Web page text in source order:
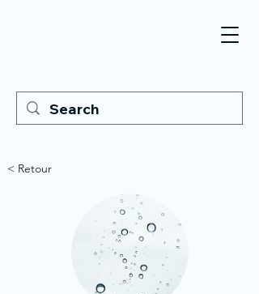
< Retour